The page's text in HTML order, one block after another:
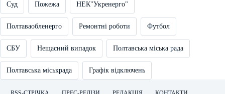
Суд Пожежа НЕК"Укренерго"
Полтаваобленерго Ремонтні роботи Футбол
СБУ Нещасний випадок Полтавська міська рада
Полтавська міськрада Графік відключень